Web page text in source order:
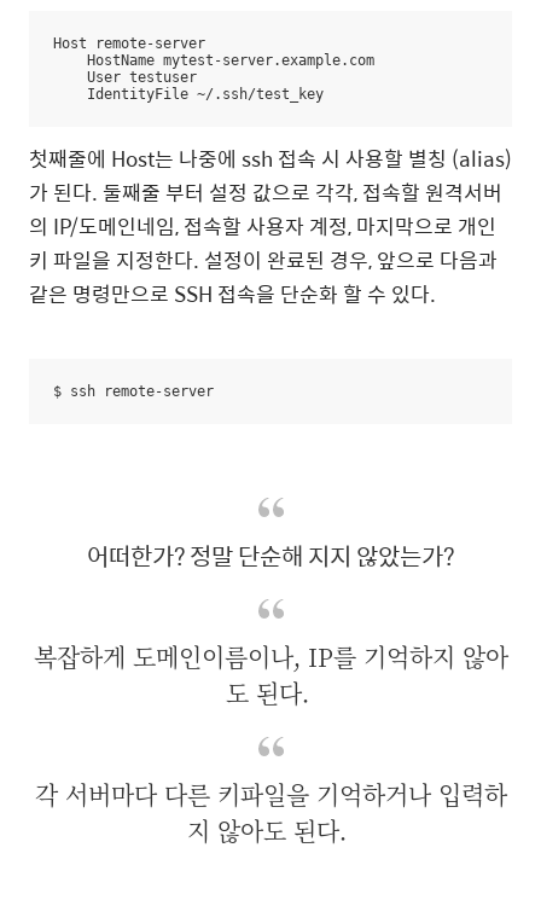
Host remote-server
    HostName mytest-server.example.com
    User testuser
    IdentityFile ~/.ssh/test_key
첫째줄에 Host는 나중에 ssh 접속 시 사용할 별칭 (alias)
가 된다. 둘째줄 부터 설정 값으로 각각, 접속할 원격서버
의 IP/도메인네임, 접속할 사용자 계정, 마지막으로 개인
키 파일을 지정한다. 설정이 완료된 경우, 앞으로 다음과
같은 명령만으로 SSH 접속을 단순화 할 수 있다.
$ ssh remote-server
어떠한가? 정말 단순해 지지 않았는가?
복잡하게 도메인이름이나, IP를 기억하지 않아
도 된다.
각 서버마다 다른 키파일을 기억하거나 입력하
지 않아도 된다.